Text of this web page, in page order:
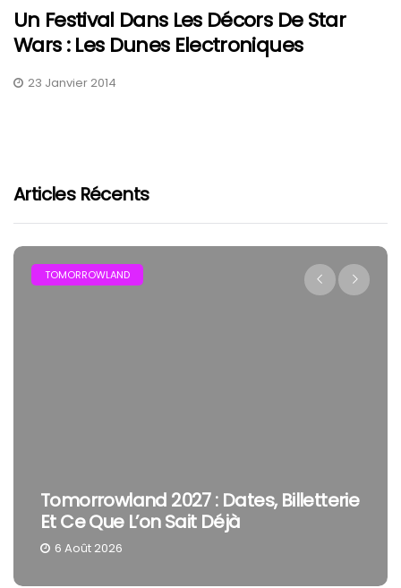
Un Festival Dans Les Décors De Star
Wars : Les Dunes Electroniques
23 Janvier 2014
Articles Récents
TOMORROWLAND
Tomorrowland 2027 : Dates, Billetterie
Et Ce Que L’on Sait Déjà
6 Août 2026